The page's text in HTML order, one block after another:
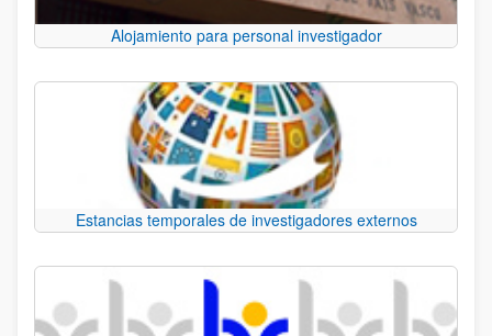
Alojamiento para personal investigador
Estancias temporales de investigadores externos